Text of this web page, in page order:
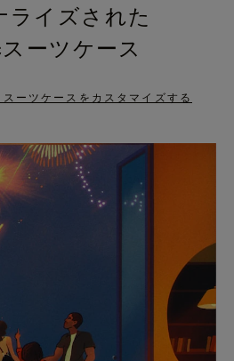
ライズされた
ーツケース
ーツケースをカスタマイズする